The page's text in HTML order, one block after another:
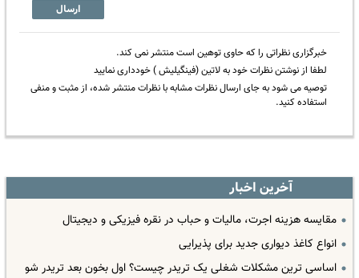
ارسال
خبرگزاری نظراتی را که حاوی توهین است منتشر نمی کند.
لطفا از نوشتن نظرات خود به لاتین (فینگیلیش ) خودداری نمایید
توصیه می شود به جای ارسال نظرات مشابه با نظرات منتشر شده، از مثبت و منفی
استفاده کنید.
آخرین اخبار
مقایسه هزینه اجرت، مالیات و حباب در نقره فیزیکی و دیجیتال
انواع کاغذ دیواری جدید برای پذیرایی
اساسی ترین مشکلات شغلی یک تریدر چیست؟ اول بخون بعد تریدر شو